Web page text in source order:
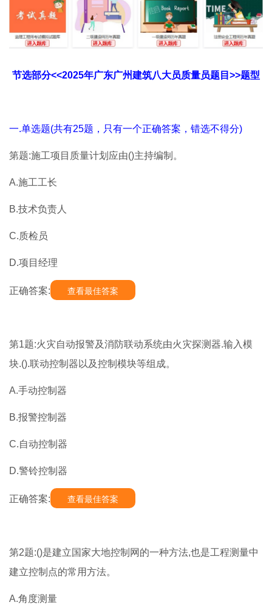
节选部分<<2025年广东广州建筑八大员质量员题目>>题型
一.单选题(共有25题，只有一个正确答案，错选不得分)
第题:施工项目质量计划应由()主持编制。
A.施工工长
B.技术负责人
C.质检员
D.项目经理
正确答案: 查看最佳答案
第1题:火灾自动报警及消防联动系统由火灾探测器.输入模
块.().联动控制器以及控制模块等组成。
A.手动控制器
B.报警控制器
C.自动控制器
D.警铃控制器
正确答案: 查看最佳答案
第2题:()是建立国家大地控制网的一种方法,也是工程测量中
建立控制点的常用方法。
A.角度测量